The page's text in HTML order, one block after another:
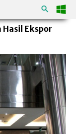
Hasil Ekspor